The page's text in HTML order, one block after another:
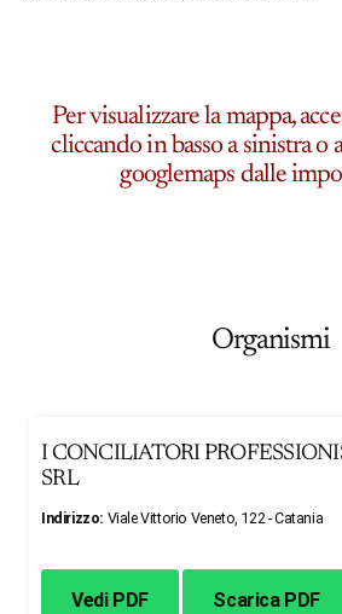
Per visualizzare la mappa,
cliccando in basso a sinistra o
googlemaps dalle
Organismi
I CONCILIATORI
SRL
Indirizzo: Viale Vittorio Veneto, 122 - Catania
Vedi PDF Scarica PDF